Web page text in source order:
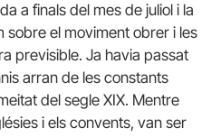
a finals del mes de juliol i la
sobre el moviment obrer i les
previsible. Ja havia passat
arran de les constants
del segle XIX. Mentre
i els convents, van ser